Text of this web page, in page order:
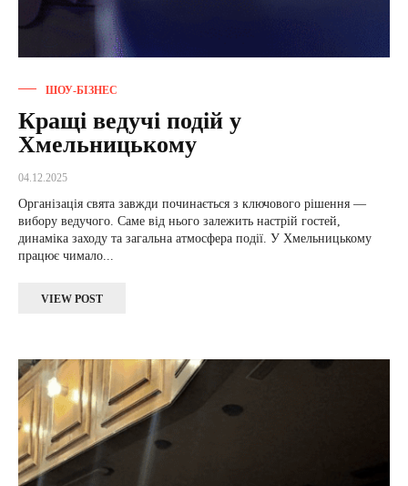
ШОУ-БІЗНЕС
Кращі ведучі подій у
Хмельницькому
04.12.2025
Організація свята завжди починається з ключового рішення —
вибору ведучого. Саме від нього залежить настрій гостей,
динаміка заходу та загальна атмосфера події. У Хмельницькому
працює чимало...
VIEW POST